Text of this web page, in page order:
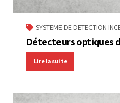
SYSTEME DE DETECTION
Détecteurs optiques
Lire la suite